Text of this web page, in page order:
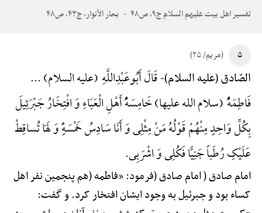
تفسیر اهل بیت علیهم السلام ج۹، ص۴۸ بحار الأنوار، ج۴۳، ص۴۸
۵ (مریم/ ۲۵)
الصّادق (علیه السلام)-قَالَ أَبُوعَبْدِ‌اللَّهِ (علیه السلام) ...
فَاطِمَهًُْ (سلام الله علیها) خَامِسَهًُْ أَهْلِ الْعَبَاءِ وَ افْتِخَارُ جَبْرَئِیلَ
بِکُلِّ وَاحِدٍ مِنْهُمْ قَوْلُهُ مَنْ مِثْلِی وَ أَنَا سَادِسُ خَمْسَهًٍْ وَ لَهَا تُساقِطْ
عَلَیْکِ رُطَباً جَنِیًّا فَکُلِی وَ اشْرَبِی.
امام صادق ( امام صادق (فرمود: «فاطمه (هم پنجمین نفر اهل
کساء بود و جبرئیل به وجود ایشان افتخار کرد. و گفت: